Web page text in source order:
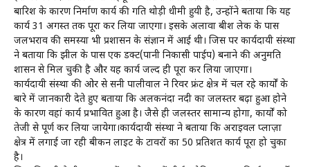
बारिश के कारण निर्माण कार्य की गति थोड़ी धीमी हुयी है, उन्होंने बताया कि यह
कार्य 31 अगस्त तक पूरा कर लिया जाएगा। इसके अलावा बद्रीश लेक के पास
जलभराव की समस्या भी प्रशासन के संज्ञान में आई थी। जिस पर कार्यदायी संस्था
ने बताया कि झील के पास एक डक्ट(पानी निकासी पाईप) बनाने की अनुमति
शासन से मिल चुकी है और यह कार्य जल्द ही पूरा कर लिया जाएगा।
कार्यदायी संस्था की ओर से सनी पालीवाल ने रिवर फ्रंट क्षेत्र में चल रहे कार्यों के
बारे में जानकारी देते हुए बताया कि अलकनंदा नदी का जलस्तर बढ़ा हुआ होने
के कारण वहां कार्य प्रभावित हुआ है। जैसे ही जलस्तर सामान्य होगा, कार्यों को
तेजी से पूर्ण कर लिया जायेगा।कार्यदायी संस्था ने बताया कि अराइवल प्लाज़ा
क्षेत्र में लगाई जा रही बीकन लाइट के टावरों का 50 प्रतिशत कार्य पूरा हो चुका
है।